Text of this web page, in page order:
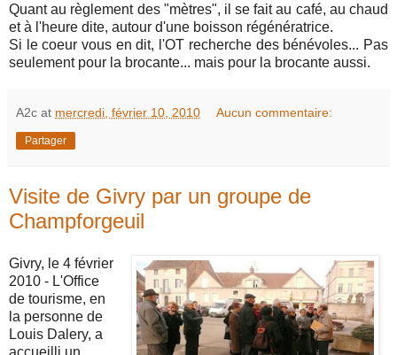
Quant au règlement des "mètres", il se fait au café, au chaud
et à l'heure dite, autour d'une boisson régénératrice.
Si le coeur vous en dit, l'OT recherche des bénévoles... Pas
seulement pour la brocante... mais pour la brocante aussi.
A2c at mercredi, février 10, 2010 Aucun commentaire:
Partager
Visite de Givry par un groupe de
Champforgeuil
Givry, le 4 février
2010 - L'Office
de tourisme, en
la personne de
Louis Dalery, a
accueilli un